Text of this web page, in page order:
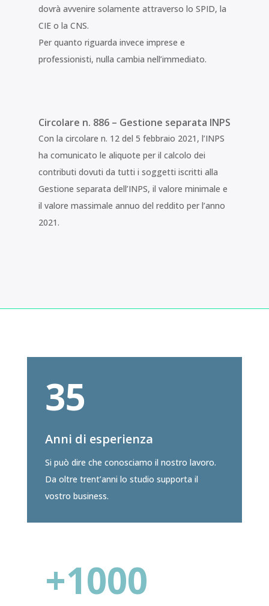
dovrà avvenire solamente attraverso lo SPID, la
CIE o la CNS.
Per quanto riguarda invece imprese e
professionisti, nulla cambia nell’immediato.
Circolare n. 886 – Gestione separata INPS
Con la circolare n. 12 del 5 febbraio 2021, l’INPS
ha comunicato le aliquote per il calcolo dei
contributi dovuti da tutti i soggetti iscritti alla
Gestione separata dell’INPS, il valore minimale e
il valore massimale annuo del reddito per l’anno
2021.
35
Anni di esperienza
Si può dire che conosciamo il nostro lavoro.
Da oltre trent’anni lo studio supporta il
vostro business.
+1000